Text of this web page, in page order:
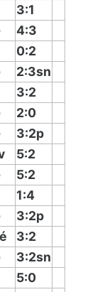
3:1
4:3
0:2
2:3sn
3:2
2:0
3:2p
5:2
5:2
1:4
3:2p
3:2
3:2sn
5:0